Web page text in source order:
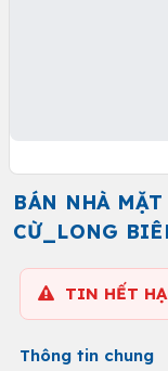
BÁN NHÀ
CỪ_LONG
TIN HẾT
Thông tin chung